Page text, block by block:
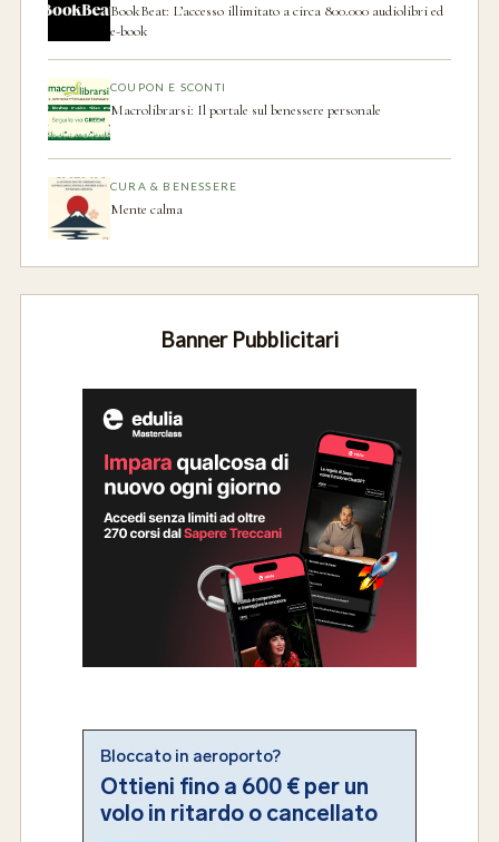
BookBeat: L’accesso illimitato a circa 800.000 audiolibri ed
e-book
COUPON E SCONTI
Macrolibrarsi: Il portale sul benessere personale
CURA & BENESSERE
Mente calma
Banner Pubblicitari